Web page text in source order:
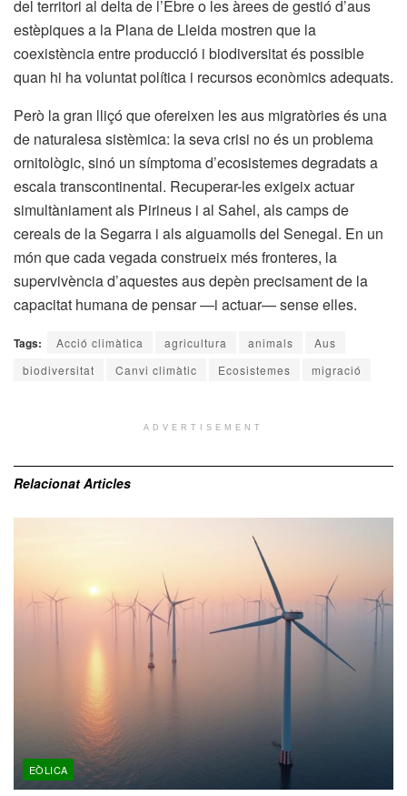
del territori al delta de l’Ebre o les àrees de gestió d’aus
estèpiques a la Plana de Lleida mostren que la
coexistència entre producció i biodiversitat és possible
quan hi ha voluntat política i recursos econòmics adequats.
Però la gran lliçó que ofereixen les aus migratòries és una
de naturalesa sistèmica: la seva crisi no és un problema
ornitològic, sinó un símptoma d’ecosistemes degradats a
escala transcontinental. Recuperar-les exigeix actuar
simultàniament als Pirineus i al Sahel, als camps de
cereals de la Segarra i als aiguamolls del Senegal. En un
món que cada vegada construeix més fronteres, la
supervivència d’aquestes aus depèn precisament de la
capacitat humana de pensar —i actuar— sense elles.
Tags: Acció climàtica agricultura animals
Aus
biodiversitat
Canvi climàtic Ecosistemes migració
ADVERTISEMENT
Relacionat Articles
EÒLICA